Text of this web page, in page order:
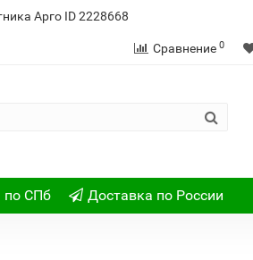
Арго ID 2228668
Сравнение 0
по СПб Доставка по России